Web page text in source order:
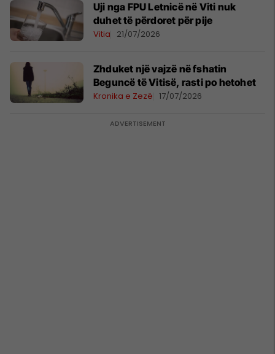
Uji nga FPU Letnicë në Viti nuk
duhet të përdoret për pije
Vitia 21/07/2026
Zhduket një vajzë në fshatin
Beguncë të Vitisë, rasti po hetohet
Kronika e Zezë 17/07/2026